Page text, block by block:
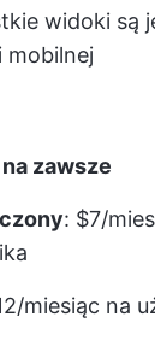
widoki są
mobilnej
zawsze
: $7/
miesiąc na